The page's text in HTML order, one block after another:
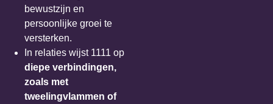
bewustzijn en
persoonlijke groei te
versterken.
In relaties wijst 1111 op
diepe verbindingen,
zoals met
tweelingvlammen of